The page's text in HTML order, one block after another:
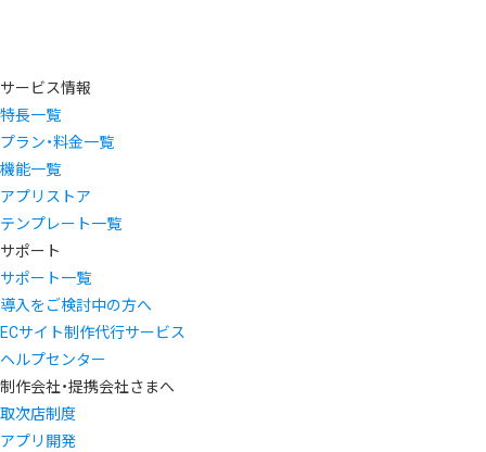
サービス情報
特長一覧
プラン・料金一覧
機能一覧
アプリストア
テンプレート一覧
サポート
サポート一覧
導入をご検討中の方へ
ECサイト制作代行サービス
ヘルプセンター
制作会社・提携会社さまへ
取次店制度
アプリ開発